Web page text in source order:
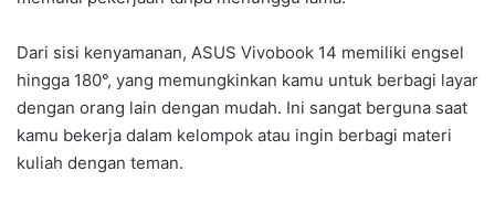
Dari sisi kenyamanan, ASUS Vivobook 14 memiliki engsel
hingga 180°, yang memungkinkan kamu untuk berbagi layar
dengan orang lain dengan mudah. Ini sangat berguna saat
kamu bekerja dalam kelompok atau ingin berbagi materi
kuliah dengan teman.